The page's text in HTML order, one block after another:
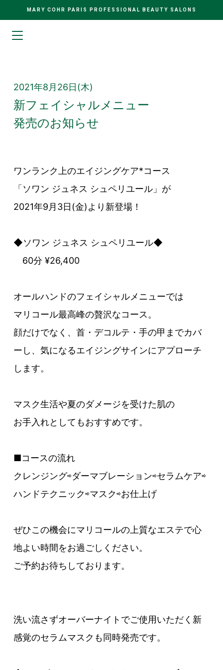
MARY COHR PARIS PROFESSIONAL BEAUTY SALONS
2021年8月26日(木)
新フェイシャルメニュー
発売のお知らせ
ワンランク上のエイジングケア*コース
「ソワン ジュネス シュペリユール」が
2021年9月3日(金)より新登場！
◆ソワン ジュネス シュペリユール◆
60分 ¥26,400
オールハンドのフェイシャルメニューでは
マリコール最高峰の贅沢なコース。
顔だけでなく、首・デコルテ・手の甲までカバ
ーし、気になるエイジングサインにアプローチ
します。
マスク生活や夏のダメージを受けた肌の
お手入れとしてもおすすめです。
■コースの流れ
クレンジング⇨ダーマブレーション⇨セラムケア⇨
ハンドテクニック⇨マスク⇨お仕上げ
ぜひこの機会にマリコールの上質なエステで心
地よい時間をお過ごしください。
ご予約お待ちしております。
洗い流さずオーバーナイトでご使用いただく新
感覚のセラムマスクも同時発売です。